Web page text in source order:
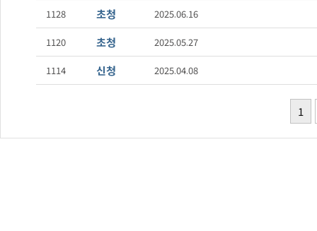
1128 초청 2025.06.16
1120 초청 2025.05.27
1114 신청 2025.04.08
1